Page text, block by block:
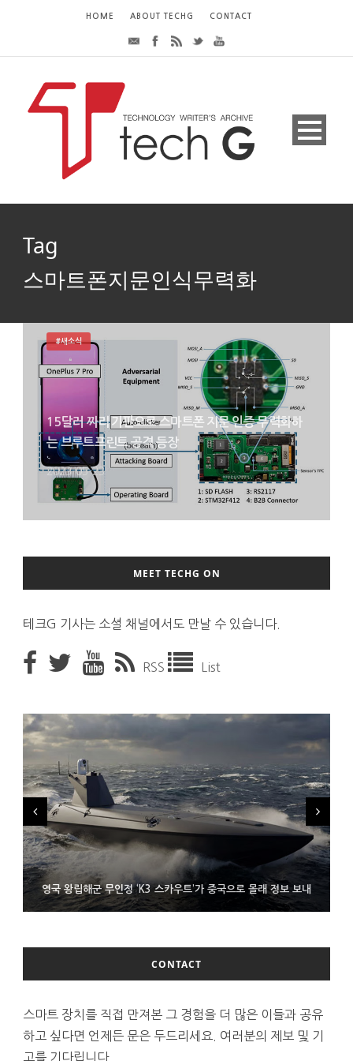
HOME ABOUT TECHG CONTACT
Tag
스마트폰지문인식무력화
15달러 짜리 기판으로 스마트폰 지문 인증 무력화하
는 브루트프린트 공격 등장
2023-05-23
#새소식
MEET TECHG ON
테크G 기사는 소셜 채널에서도 만날 수 있습니다.
RSS List
영국 왕립해군 무인정 ‘K3 스카우트’가 중국으로 몰래 정보 보내
코레일 ‘종이 없는 승차권’ 서비스 담은 삼성 월렛
시력 조정 기능 얹고 가격 낮춘 공간 디스플레이 안경 ‘비추어 프로
2’ 공개
CONTACT
스마트 장치를 직접 만져본 그 경험을 더 많은 이들과 공유
하고 싶다면 언제든 문은 두드리세요. 여러분의 제보 및 기
고를 기다립니다.